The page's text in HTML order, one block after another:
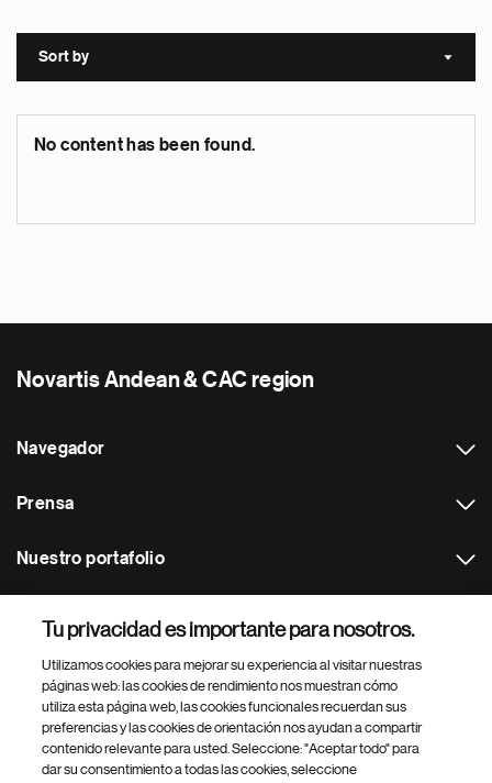
Sort by Sort
No content has been found.
Novartis Andean & CAC region
Navegador
Prensa
Nuestro portafolio
Footer Site Search
Tu privacidad es importante para nosotros.
Utilizamos cookies para mejorar su experiencia al visitar nuestras
páginas web: las cookies de rendimiento nos muestran cómo
utiliza esta página web, las cookies funcionales recuerdan sus
preferencias y las cookies de orientación nos ayudan a compartir
contenido relevante para usted. Seleccione: "Aceptar todo" para
dar su consentimiento a todas las cookies, seleccione